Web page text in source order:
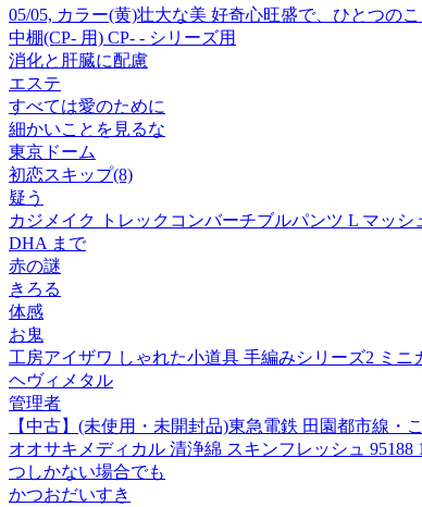
05/05, カラー(黄)壮大な美 好奇心旺盛で、ひとつの
中棚(CP- 用) CP- - シリーズ用
消化と肝臓に配慮
エステ
すべては愛のために
細かいことを見るな
東京ドーム
初恋スキップ(8)
疑う
カジメイク トレックコンバーチブルパンツ L マッ
DHA まで
赤の謎
きろる
体感
お鬼
工房アイザワ しゃれた小道具 手編みシリーズ2 ミニ
ヘヴィメタル
管理者
【中古】(未使用・未開封品)東急電鉄 田園都市線
オオサキメディカル 清浄綿 スキンフレッシュ 95188
つしかない場合でも
かつおだいすき